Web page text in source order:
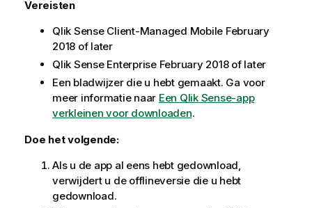
Vereisten
Qlik Sense Client-Managed Mobile February
2018 of later
Qlik Sense Enterprise February 2018of later
Een bladwijzer die u hebt gemaakt. Ga voor
meer informatie naar Een Qlik Sense-app
verkleinen voor downloaden.
Doe het volgende:
Als u de app al eens hebt gedownload,
verwijdert u de offlineversie die u hebt
gedownload.